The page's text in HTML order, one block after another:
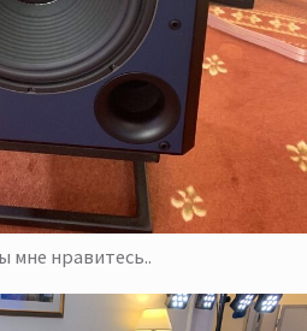
мне нравитесь..